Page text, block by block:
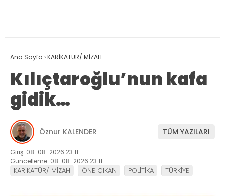
Ana Sayfa ›KARİKATÜR/ MİZAH
Kılıçtaroğlu’nun kafa
gidik…
Öznur KALENDER TÜM YAZILARI
Giriş: 08-08-2026 23:11
Güncelleme: 08-08-2026 23:11
KARİKATÜR/ MİZAH ÖNE ÇIKAN POLİTİKA TÜRKİYE